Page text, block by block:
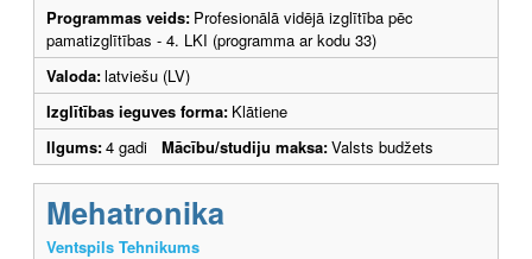
Programmas veids: Profesionālā vidējā izglītība pēc
pamatizglītības - 4. LKI (programma ar kodu 33)
Valoda:latviešu (LV)
Izglītības ieguves forma: Klātiene
Ilgums:4 gadi Mācību/studiju maksa:Valsts budžets
Mehatronika
Ventspils Tehnikums